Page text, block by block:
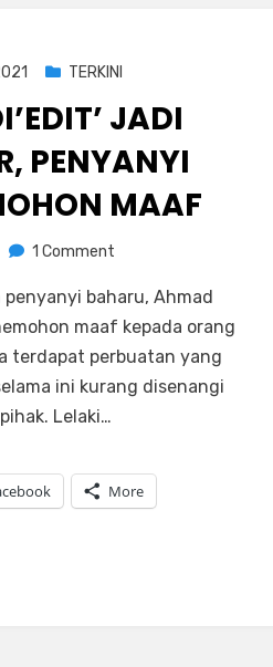
TERKINI
JADI
PENYANYI
MAAF
1 Comment
Di’Edit’
Jadi
Khinizir,
Penyanyi
Maaf
penyanyi baharu, Ahmad
maaf kepada orang
terdapat perbuatan yang
ini kurang disenangi
Lelaki…
More